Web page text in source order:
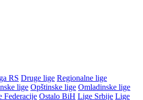
RS Druge lige Regionalne lige
lige Opštinske lige Omladinske lige
Federacije Ostalo BiH Lige Srbije Lige